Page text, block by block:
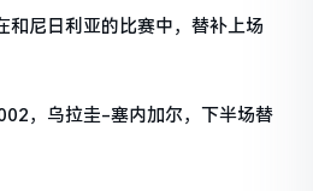
和尼日利亚的比赛中，替补上场
，乌拉圭-塞内加尔，下半场替